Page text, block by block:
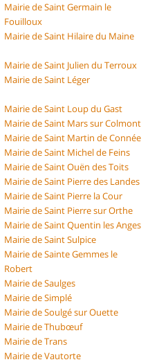
Mairie de Saint Germain le
Fouilloux
Mairie de Saint Hilaire du Maine
Mairie de Saint Julien du Terroux
Mairie de Saint Léger
Mairie de Saint Loup du Gast
Mairie de Saint Mars sur Colmont
Mairie de Saint Martin de Connée
Mairie de Saint Michel de Feins
Mairie de Saint Ouën des Toits
Mairie de Saint Pierre des Landes
Mairie de Saint Pierre la Cour
Mairie de Saint Pierre sur Orthe
Mairie de Saint Quentin les Anges
Mairie de Saint Sulpice
Mairie de Sainte Gemmes le
Robert
Mairie de Saulges
Mairie de Simplé
Mairie de Soulgé sur Ouette
Mairie de Thubœuf
Mairie de Trans
Mairie de Vautorte